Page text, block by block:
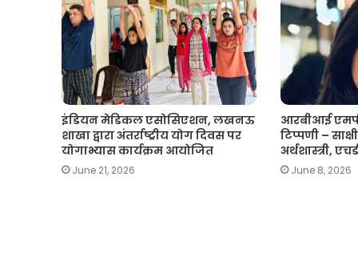
इंडियन मेडिकल एसोसिएशन, लखनऊ
शाखा द्वारा अंतर्राष्ट्रीय योग दिवस पर
योगाभ्यास कार्यक्रम आयोजित
June 21, 2026
आरबीआई
टिप्पणी –
अर्थशास्त्री,
June 8, 2026